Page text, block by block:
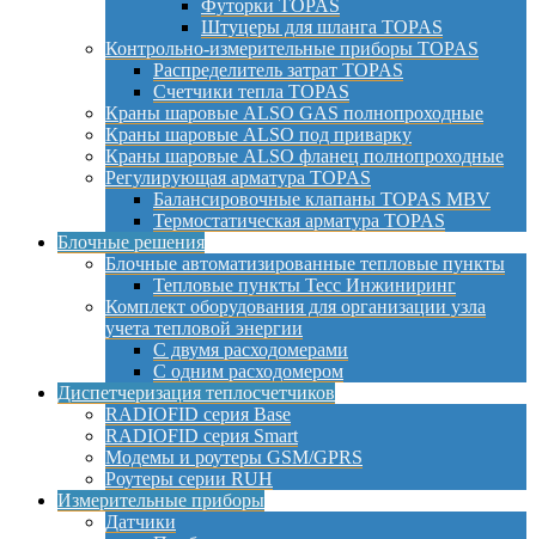
Футорки TOPAS
Штуцеры для шланга TOPAS
Контрольно-измерительные приборы TOPAS
Распределитель затрат TOPAS
Счетчики тепла TOPAS
Краны шаровые ALSO GAS полнопроходные
Краны шаровые ALSO под приварку
Краны шаровые ALSO фланец полнопроходные
Регулирующая арматура TOPAS
Балансировочные клапаны TOPAS MBV
Термостатическая арматура TOPAS
Блочные решения
Блочные автоматизированные тепловые пункты
Тепловые пункты Тесс Инжиниринг
Комплект оборудования для организации узла
учета тепловой энергии
С двумя расходомерами
С одним расходомером
Диспетчеризация теплосчетчиков
RADIOFID серия Base
RADIOFID серия Smart
Модемы и роутеры GSM/GPRS
Роутеры серии RUH
Измерительные приборы
Датчики